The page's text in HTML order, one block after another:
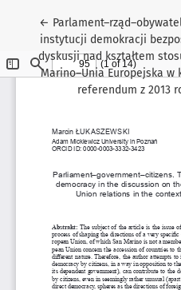
← Wróć do szczegółów
instytucji demokracji
dyskusji nad kształtem
Marino–Unia Europejska w
referendum z 2013